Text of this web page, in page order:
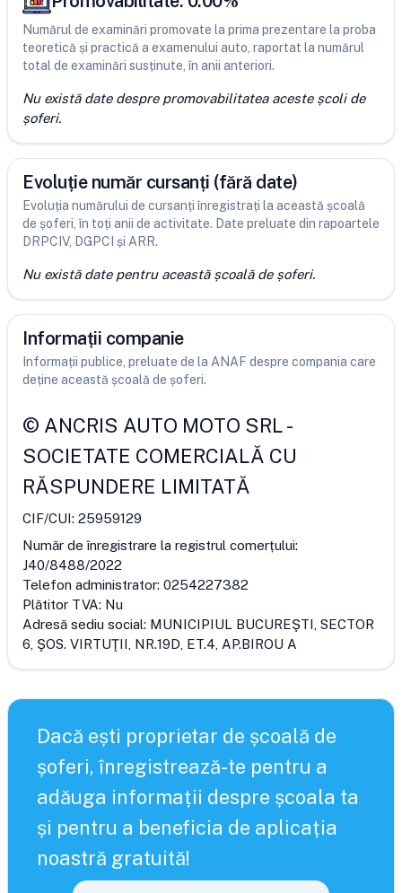
Numărul de examinări promovate la prima prezentare la proba
teoretică și practică a examenului auto, raportat la numărul
total de examinări susținute, în anii anteriori.
Nu există date despre promovabilitatea aceste școli de
șoferi.
Evoluție număr cursanți (fără date)
Evoluția numărului de cursanți înregistrați la această școală
de șoferi, în toți anii de activitate. Date preluate din rapoartele
DRPCIV, DGPCI și ARR.
Nu există date pentru această școală de șoferi.
Informații companie
Informații publice, preluate de la ANAF despre compania care
deține această școală de șoferi.
© ANCRIS AUTO MOTO SRL-
SOCIETATE COMERCIALĂ CU
RĂSPUNDERE LIMITATĂ
CIF/CUI: 25959129
Număr de înregistrare la registrul comerțului:
J40/8488/2022
Telefon administrator: 0254227382
Plătitor TVA: Nu
Adresă sediu social: MUNICIPIUL BUCUREŞTI, SECTOR
6, ŞOS. VIRTUŢII, NR.19D, ET.4, AP.BIROU A
Dacă ești proprietar de școală de
șoferi, înregistrează-te pentru a
adăuga informații despre școala ta
și pentru a beneficia de aplicația
noastră gratuită!